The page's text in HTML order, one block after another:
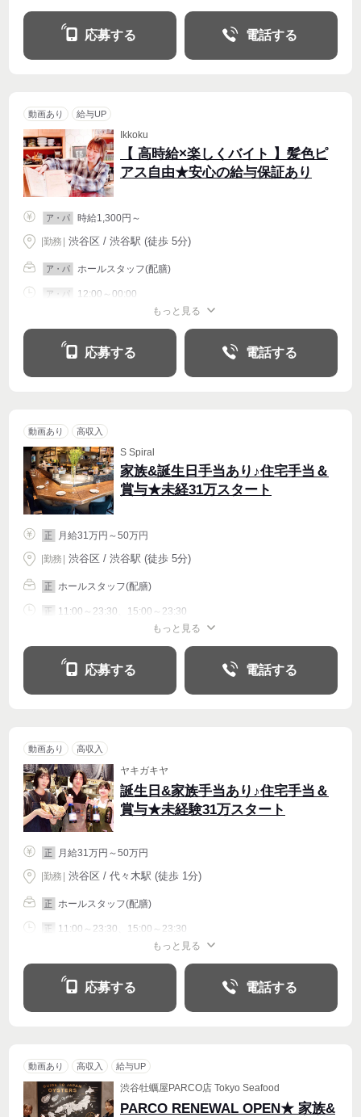
応募する 電話する
動画あり 給与UP
Ikkoku
【 高時給×楽しくバイト 】髪色ピ
アス自由★安心の給与保証あり
ア・パ 時給1,300円～
|勤務 渋谷区 / 渋谷駅 (徒歩 5分)
ア・パ ホールスタッフ(配膳)
ア・パ 12:00～00:00
もっと見る
応募する 電話する
動画あり 高収入
S Spiral
家族&誕生日手当あり♪住宅手当＆
賞与★未経31万スタート
正 月給31万円～50万円
|勤務 渋谷区 / 渋谷駅 (徒歩 5分)
正 ホールスタッフ(配膳)
正 11:00～23:30、15:00～23:30
もっと見る
応募する 電話する
動画あり 高収入
ヤキガキヤ
誕生日&家族手当あり♪住宅手当＆
賞与★未経験31万スタート
正 月給31万円～50万円
|勤務 渋谷区 / 代々木駅 (徒歩 1分)
正 ホールスタッフ(配膳)
正 11:00～23:30、15:00～23:30
もっと見る
応募する 電話する
動画あり 高収入 給与UP
渋谷牡蠣屋PARCO店 Tokyo Seafood
PARCO RENEWAL OPEN★ 家族&